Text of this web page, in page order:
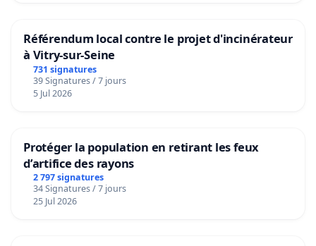
Référendum local contre le projet d'incinérateur
à Vitry-sur-Seine
731 signatures
39 Signatures / 7 jours
5 Jul 2026
Protéger la population en retirant les feux
d’artifice des rayons
2 797 signatures
34 Signatures / 7 jours
25 Jul 2026